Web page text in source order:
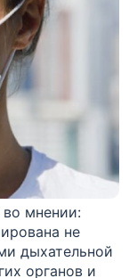
мнении:
не
дыхательной
органов и